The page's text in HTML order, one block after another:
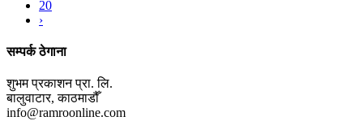
20
›
सम्पर्क ठेगाना
शुभम प्रकाशन प्रा. लि.
बालुवाटार, काठमाडौँ
info@ramroonline.com